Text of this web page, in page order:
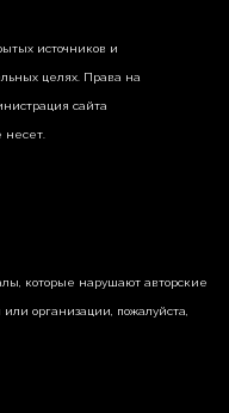
источников и
целях. Права на
сайта
несет.
которые нарушают авторские
организации, пожалуйста,